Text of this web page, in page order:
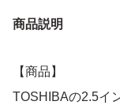
商品説明
【商品】
TOSHIBAの2.5イ